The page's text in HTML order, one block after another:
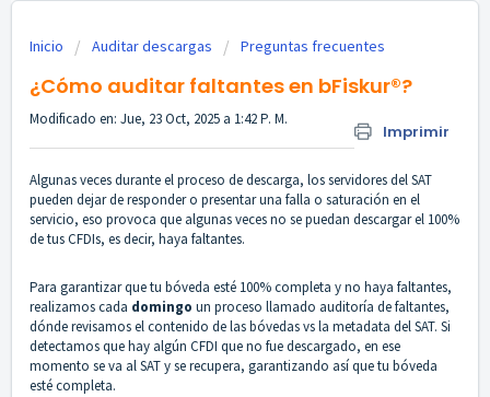
Inicio Auditar descargas Preguntas frecuentes
¿Cómo auditar faltantes en bFiskur®︎?
Imprimir
Modificado en: Jue, 23 Oct, 2025 a 1:42 P. M.
Algunas veces durante el proceso de descarga, los servidores del SAT
pueden dejar de responder o presentar una falla o saturación en el
servicio, eso provoca que algunas veces no se puedan descargar el 100%
de tus CFDIs, es decir, haya faltantes.
Para garantizar que tu bóveda esté 100% completa y no haya faltantes,
realizamos cada domingo un proceso llamado auditoría de faltantes,
dónde revisamos el contenido de las bóvedas vs la metadata del SAT. Si
detectamos que hay algún CFDI que no fue descargado, en ese
momento se va al SAT y se recupera, garantizando así que tu bóveda
esté completa.